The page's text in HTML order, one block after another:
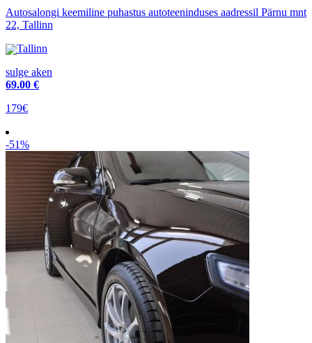
Autosalongi keemiline puhastus autoteeninduses aadressil Pärnu mnt
22, Tallinn
Tallinn
sulge aken
69.00 €
179€
-51%